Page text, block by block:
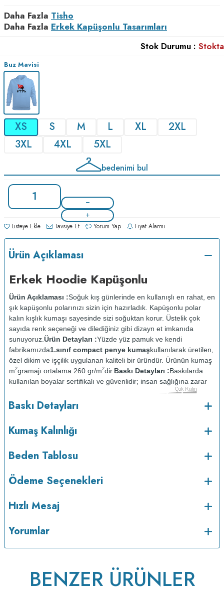
Daha Fazla Tisho
Daha Fazla Erkek Kapüşonlu Tasarımları
Stok Durumu : Stokta
Buz Mavisi
XS S M L XL
2XL
3XL
4XL 5XL
bedenimi bul
Listeye Ekle Tavsiye Et Yorum Yap Fiyat Alarmı
Ürün Açıklaması
Erkek Hoodie Kapüşonlu
Ürün Açıklaması :Soğuk kış günlerinde en kullanışlı en rahat, en
şık kapüşonlu polarınızı sizin için hazırladık. Kapüşonlu polar
kalın kışlık kumaşı sayesinde sizi soğuktan korur. Üstelik çok
sayıda renk seçeneği ve dilediğiniz gibi dizayn et imkanıda
sunuyoruz. Ürün Detayları :Yüzde yüz pamuk ve kendi
fabrikamızda1.sınıf compact penye kumaşkullanılarak üretilen,
özel dikim ve işçilik uygulanan kaliteli bir üründür. Ürünün kumaş
m2gramajı ortalama 260 gr/m2dir. Baskı Detayları :Baskılarda
kullanılan boyalar sertifikalı ve güvenlidir; insan sağlığına zarar
vermez.
Kumaş Kalınlığı :
Bakım : Kısa programda maksimum 30
kurutulmaz.Orta ısıda ve tersten ütülenir.
Baskı Detayları
Kumaş Kalınlığı
Beden Tablosu
Ödeme Seçenekleri
Hızlı Mesaj
Yorumlar
BENZER ÜRÜNLER